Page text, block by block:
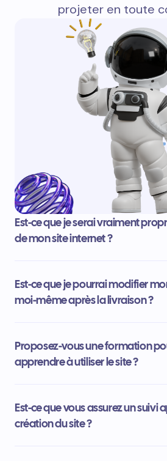
projeter en toute
Est-ce que je serai vraiment
de mon site internet ?
Est-ce que je pourrai modifier
moi-même après la livraison ?
Proposez-vous une formation
apprendre à utiliser le site ?
Est-ce que vous assurez un suivi
création du site ?